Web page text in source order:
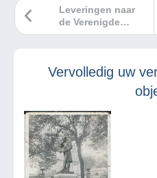
Leveringen naar
de Verenigde
Staten zijn
Vervolledig uw